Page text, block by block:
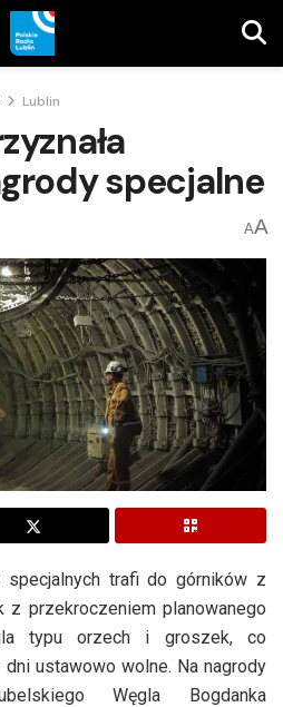
Lublin
specjalne
AA
trafi do górników z
z przekroczeniem planowanego
typu orzech i groszek, co
dni ustawowo wolne. Na nagrody
Węgla Bogdanka